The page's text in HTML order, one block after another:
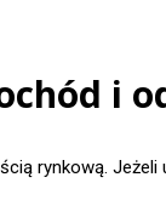
i
rynkową. Jeżeli